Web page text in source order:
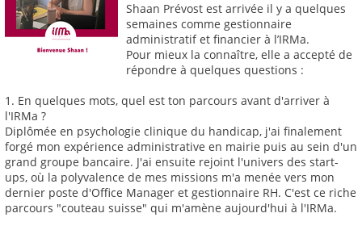
Shaan Prévost est arrivée il y a quelques
semaines comme gestionnaire
administratif et financier à l’IRMa.
Pour mieux la connaître, elle a accepté de
répondre à quelques questions :
1. En quelques mots, quel est ton parcours avant d'arriver à
l'IRMa ?
Diplômée en psychologie clinique du handicap, j'ai finalement
forgé mon expérience administrative en mairie puis au sein d'un
grand groupe bancaire. J'ai ensuite rejoint l'univers des start-
ups, où la polyvalence de mes missions m'a menée vers mon
dernier poste d'Office Manager et gestionnaire RH. C'est ce riche
parcours "couteau suisse" qui m'amène aujourd'hui à l'IRMa.